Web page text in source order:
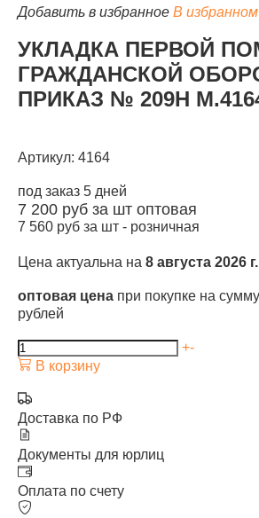
КАТАЛОГ
Добавить в избранное В избранном
УКЛАДКА ПЕРВОЙ
ГРАЖДАНСКОЙ
ПРИКАЗ № 209Н
Артикул: 4164
под заказ 5 дней
7 200 руб за шт оптовая
7 560 руб за шт - розничная
Цена актуальна на 8 августа 2026 г.
оптовая цена при покупке на
рублей
+-
В корзину
Доставка по РФ
Документы для юрлиц
Оплата по счету